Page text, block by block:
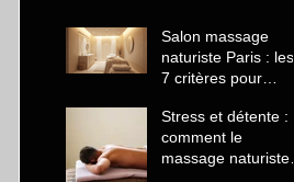
Salon massage
naturiste Paris : les
7 critères pour
établissement
sérieux
Stress et détente :
comment le
massage naturiste